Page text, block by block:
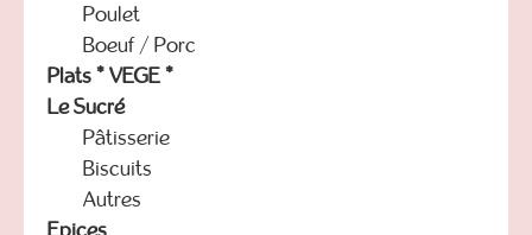
Poulet
Boeuf / Porc
Plats * VEGE *
Le Sucré
Pâtisserie
Biscuits
Autres
Epices